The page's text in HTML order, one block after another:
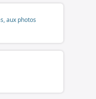
aux photos